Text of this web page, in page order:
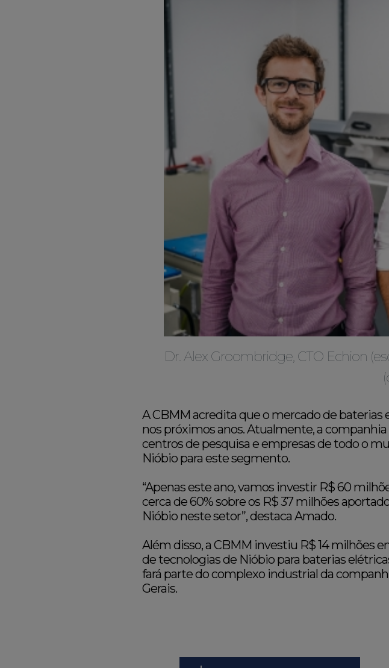
Dr. Alex Groombridge, CTO Echion
A CBMM acredita que o mercado de
nos próximos anos. Atualmente, a
centros de pesquisa e empresas de todo o
Nióbio para este segmento.
“Apenas este ano, vamos investir R$ 60
cerca de 60% sobre os R$ 37 milhões
Nióbio neste setor”, destaca Amado.
Além disso, a CBMM investiu R$ 14 milhões
de tecnologias de Nióbio para baterias
fará parte do complexo industrial da
Gerais.